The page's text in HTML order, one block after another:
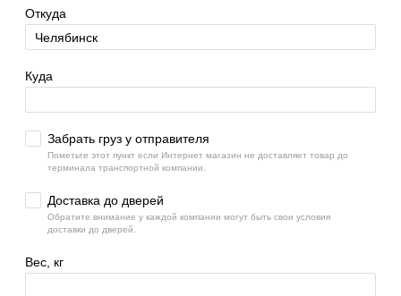
Откуда
Куда
Забрать груз у отправителя
Пометьте этот пункт если Интернет магазин не доставляет товар до
терминала транспортной компании.
Доставка до дверей
Обратите внимание у каждой компании могут быть свои условия
доставки до дверей.
Вес, кг